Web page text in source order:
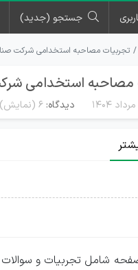
جستجو (جدید)
تجربیات مصاحبه استخدامی شرکت
مصاحبه استخدامی
دیدگاه: 6 (نمایش)
شامل تجربیات و